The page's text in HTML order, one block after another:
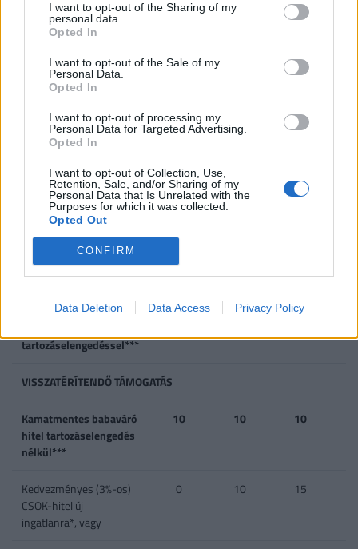
I want to opt-out of the Sharing of my
personal data.
Opted In
I want to opt-out of the Sale of my
Personal Data.
Opted In
I want to opt-out of processing my
Personal Data for Targeted Advertising.
Opted In
I want to opt-out of Collection, Use,
Retention, Sale, and/or Sharing of my
Personal Data that Is Unrelated with the
Purposes for which it was collected.
Opted Out
CONFIRM
Data Deletion Data Access Privacy Policy
kistelepülés)*, vagy
vásárlására, bővítésére
és/vagy
korszerűsítésére
(kistelepülés)*
Jelzáloghitel-
elengedés**
Diákhitel-elengedés** 0
Tartozás
Újautó-vásárlási
támogatás*
Kamatmentes babaváró
tartozáselengedéssel***
0 Akár 3 Akár 10
VISSZATÉRÍTENDŐ TÁMOGATÁS
Kamatmentes babaváró
hitel tartozáselengedés
nélkül***
10 10 10
Kedvezményes (3%-os)
CSOK-hitel új
ingatlanra*, vagy
0 10 15